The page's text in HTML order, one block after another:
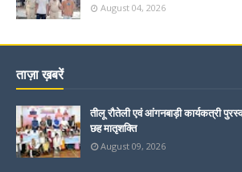
August 04, 2026
ताज़ा ख़बरें
तीलू रौतेली एवं आंगनबाड़ी कार्यकत्री
छह मातृशक्ति
August 09, 2026